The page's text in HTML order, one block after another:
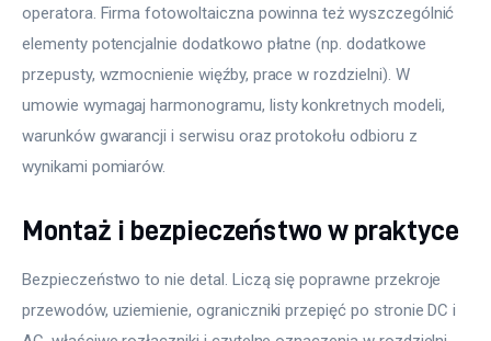
operatora. Firma fotowoltaiczna powinna też wyszczególnić
elementy potencjalnie dodatkowo płatne (np. dodatkowe
przepusty, wzmocnienie więźby, prace w rozdzielni). W
umowie wymagaj harmonogramu, listy konkretnych modeli,
warunków gwarancji i serwisu oraz protokołu odbioru z
wynikami pomiarów.
Montaż i bezpieczeństwo w praktyce
Bezpieczeństwo to nie detal. Liczą się poprawne przekroje
przewodów, uziemienie, ograniczniki przepięć po stronie DC i